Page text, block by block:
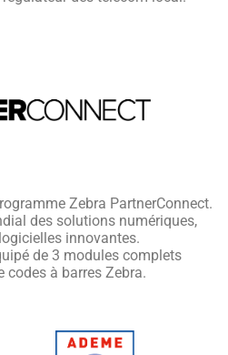
Zebra PartnerConnect.
des solutions numériques,
innovantes.
de 3 modules complets
codes à barres Zebra.